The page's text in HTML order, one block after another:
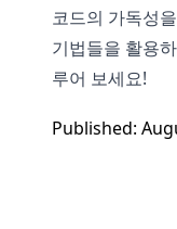
코드의 가독성
기법들을 활용
루어 보세요!
Published: